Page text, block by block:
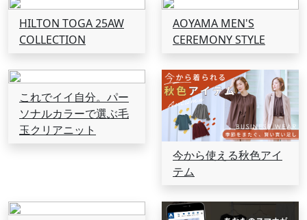
HILTON TOGA 25AW
COLLECTION
AOYAMA MEN'S
CEREMONY STYLE
これでイイ自分。パー
ソナルカラーで選ぶ毛
玉クリアニット
今から使える秋色アイ
テム